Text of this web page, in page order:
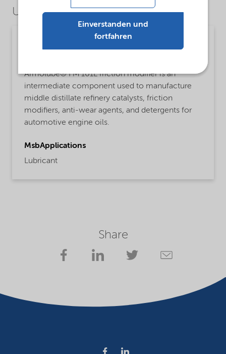
Use Cases
Armolube® FM 101L friction modifier is an
intermediate component used to manufacture
middle distillate refinery catalysts, friction
modifiers, anti-wear agents, and detergents for
automotive engine oils.
MsbApplications
Lubricant
Share
Einverstanden und
fortfahren